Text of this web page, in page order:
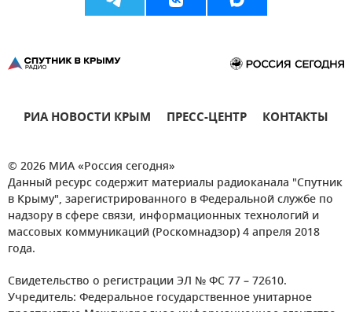
РИА НОВОСТИ КРЫМ ПРЕСС-ЦЕНТР КОНТАКТЫ
© 2026 МИА «Россия сегодня»
Данный ресурс содержит материалы радиоканала "Спутник
в Крыму", зарегистрированного в Федеральной службе по
надзору в сфере связи, информационных технологий и
массовых коммуникаций (Роскомнадзор) 4 апреля 2018
года.
Свидетельство о регистрации ЭЛ № ФС 77 – 72610.
Учредитель: Федеральное государственное унитарное